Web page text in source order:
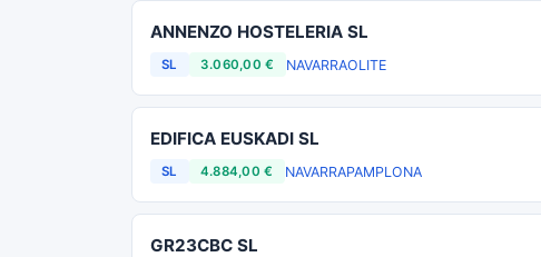
ANNENZO HOSTELERIA SL
SL 3.060,00 € NAVARRAOLITE
EDIFICA EUSKADI SL
SL 4.884,00 € NAVARRAPAMPLONA
GR23CBC SL